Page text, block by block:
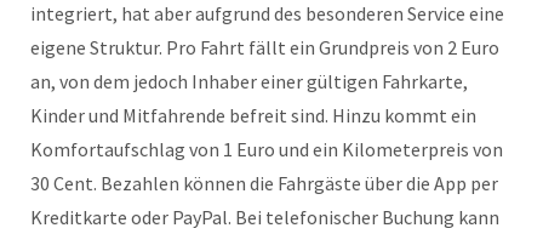
integriert, hat aber aufgrund des besonderen Service eine
eigene Struktur. Pro Fahrt fällt ein Grundpreis von 2 Euro
an, von dem jedoch Inhaber einer gültigen Fahrkarte,
Kinder und Mitfahrende befreit sind. Hinzu kommt ein
Komfortaufschlag von 1 Euro und ein Kilometerpreis von
30 Cent. Bezahlen können die Fahrgäste über die App per
Kreditkarte oder PayPal. Bei telefonischer Buchung kann